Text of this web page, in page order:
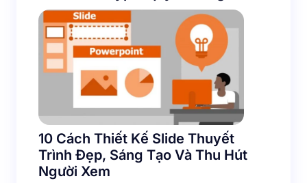
10 Cách Thiết Kế Slide Thuyết
Trình Đẹp, Sáng Tạo Và Thu Hút
Người Xem